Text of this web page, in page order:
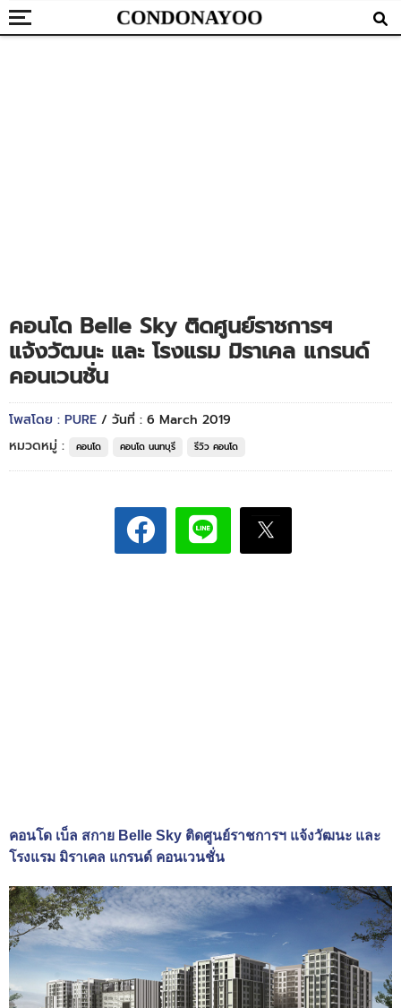
คอนโด Belle Sky ติดศูนย์ราชการฯ
แจ้งวัฒนะ และ โรงแรม มิราเคล แกรนด์
คอนเวนชั่น
โพสโดย : PURE / วันที่ : 6 March 2019
หมวดหมู่ :
คอนโด คอนโด นนทบุรี รีวิว คอนโด
คอนโด เบ็ล สกาย Belle Sky ติดศูนย์ราชการฯ แจ้งวัฒนะ และ
โรงแรม มิราเคล แกรนด์ คอนเวนชั่น